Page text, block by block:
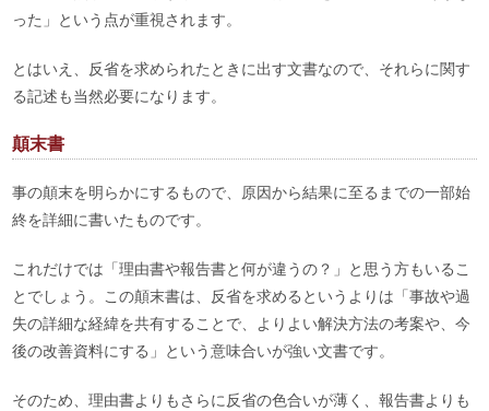
った」という点が重視されます。
とはいえ、反省を求められたときに出す文書なので、それらに関す
る記述も当然必要になります。
顛末書
事の顛末を明らかにするもので、原因から結果に至るまでの一部始
終を詳細に書いたものです。
これだけでは「理由書や報告書と何が違うの？」と思う方もいるこ
とでしょう。この顛末書は、反省を求めるというよりは「事故や過
失の詳細な経緯を共有することで、よりよい解決方法の考案や、今
後の改善資料にする」という意味合いが強い文書です。
そのため、理由書よりもさらに反省の色合いが薄く、報告書よりも